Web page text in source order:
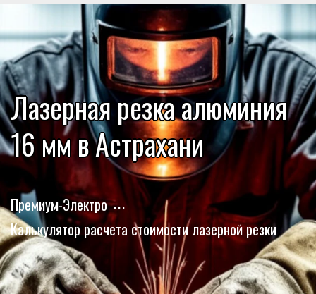
Лазерная резка алюминия
16 мм в Астрахани
Премиум-Электро
Калькулятор расчета стоимости лазерной резки